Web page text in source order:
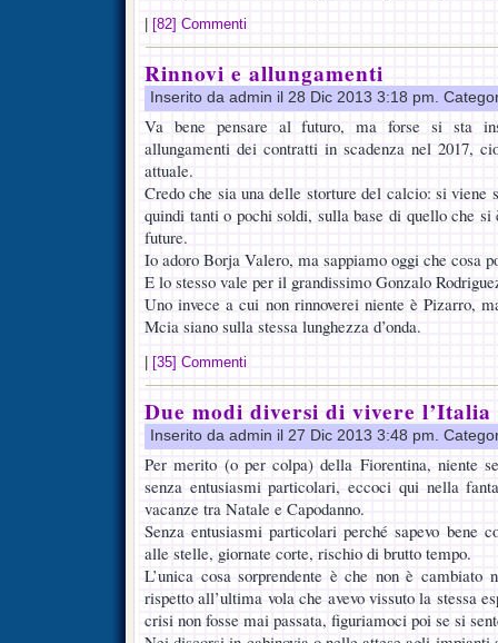
[82] Commenti
Rinnovi e allungamenti
Inserito da admin il 28 Dic 2013 3:18 pm.
Va bene pensare al futuro, ma forse si sta
allungamenti dei contratti in scadenza nel 2017,
attuale.
Credo che sia una delle storture del calcio: si viene
quindi tanti o pochi soldi, sulla base di quello che si
future.
Io adoro Borja Valero, ma sappiamo oggi che cosa
E lo stesso vale per il grandissimo Gonzalo
Uno invece a cui non rinnoverei niente è Pizarro,
Mcia siano sulla stessa lunghezza d’onda.
[35] Commenti
Due modi diversi di vivere l’Italia
Inserito da admin il 27 Dic 2013 3:48 pm.
Per merito (o per colpa) della Fiorentina, niente
senza entusiasmi particolari, eccoci qui nella
vacanze tra Natale e Capodanno.
Senza entusiasmi particolari perché sapevo bene
alle stelle, giornate corte, rischio di brutto tempo.
L’unica cosa sorprendente è che non è cambiato
rispetto all’ultima vola che avevo vissuto la stessa
crisi non fosse mai passata, figuriamoci poi se si